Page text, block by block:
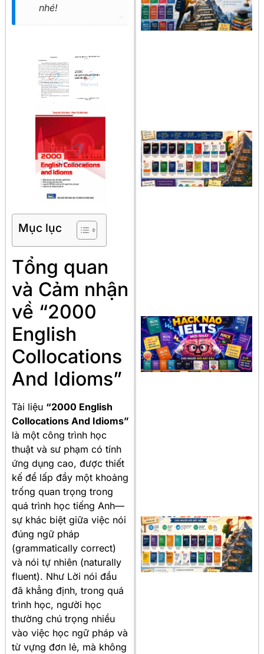
nhé!
Mục lục
Tổng quan
và Cảm nhận
về “2000
English
Collocations
And Idioms”
Tài liệu “2000 English
Collocations And Idioms”
là một công trình học
thuật và sư phạm có tính
ứng dụng cao, được thiết
kế để lấp đầy một khoảng
trống quan trọng trong
quá trình học tiếng Anh—
sự khác biệt giữa việc nói
đúng ngữ pháp
(grammatically correct)
và nói tự nhiên (naturally
fluent). Như Lời nói đầu
đã khẳng định, trong quá
trình học, người học
thường chú trọng nhiều
vào việc học ngữ pháp và
từ vựng đơn lẻ, mà không